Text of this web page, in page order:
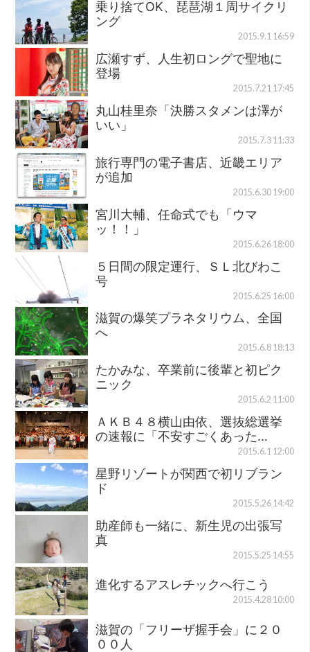
乗り捨てOK、琵琶湖１周サイクリ
ング
2015.9.1 16:59
広瀬すず、人生初ロングで聖地に
登場
2015.7.21 17:45
丸山桂里奈「決勝スタメンは澤が
いい」
2015.7.3 11:33
旅行専門の電子書店、近畿エリア
が追加
2015.6.30 19:00
宮川大輔、任命式でも「ウマ
ッ！！」
2015.6.26 18:00
５日間の限定運行、ＳＬ北びわこ
号
2015.6.25 16:00
滋賀の爆笑プラネタリウム、全国
へ
2015.6.8 18:13
たかみな、卒業前に後輩と初ピク
ニック
2015.6.2 11:00
ＡＫＢ４８横山由依、選抜総選挙
の速報に「不安すごくあった…
2015.6.1 12:00
星野リゾートが関西で初リブラン
ド
2015.5.26 14:42
助産師も一緒に、新生児の出張写
真
2015.5.25 14:55
進化するアスレチックへ行こう
2015.4.28 10:00
滋賀の「フリーザ握手会」に２０
００人